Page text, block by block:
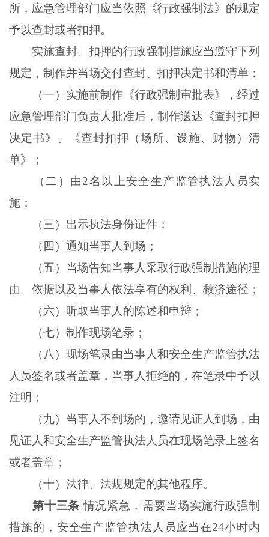
所，应急管理部门应当依照《行政强制法》的规定
予以查封或者扣押。
实施查封、扣押的行政强制措施应当遵守下列
规定，制作并当场交付查封、扣押决定书和清单：
（一）实施前制作《行政强制审批表》，经过
应急管理部门负责人批准后，制作送达《查封扣押
决定书》、《查封扣押（场所、设施、财物）清
单》；
（二）由2名以上安全生产监管执法人员实
施；
（三）出示执法身份证件；
（四）通知当事人到场；
（五）当场告知当事人采取行政强制措施的理
由、依据以及当事人依法享有的权利、救济途径；
（六）听取当事人的陈述和申辩；
（七）制作现场笔录；
（八）现场笔录由当事人和安全生产监管执法
人员签名或者盖章，当事人拒绝的，在笔录中予以
注明；
（九）当事人不到场的，邀请见证人到场，由
见证人和安全生产监管执法人员在现场笔录上签名
或者盖章；
（十）法律、法规规定的其他程序。
第十三条 情况紧急，需要当场实施行政强制
措施的，安全生产监管执法人员应当在24小时内